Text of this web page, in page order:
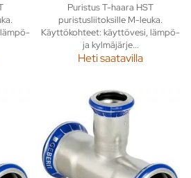
Puristus T-haara HST
puristusliitoksille M-leuka.
Käyttökohteet: käyttövesi, lämpö-
ja kylmäjärje...
Heti saatavilla